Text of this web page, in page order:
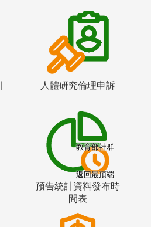
人體研究倫理申訴
預告統計資料發布時
間表
教育部社群
返回最頂端